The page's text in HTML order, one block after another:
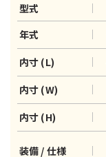
型式
年式
内寸 (L)
内寸 (W)
内寸 (H)
装備 / 仕様